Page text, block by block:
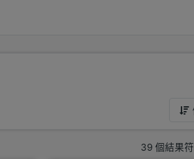
39 個結果